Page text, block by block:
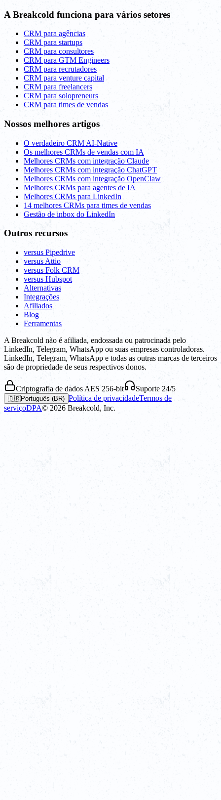
A Breakcold funciona para vários setores
CRM para agências
CRM para startups
CRM para consultores
CRM para GTM Engineers
CRM para recrutadores
CRM para venture capital
CRM para freelancers
CRM para solopreneurs
CRM para times de vendas
Nossos melhores artigos
O verdadeiro CRM AI-Native
Os melhores CRMs de vendas com IA
Melhores CRMs com integração Claude
Melhores CRMs com integração ChatGPT
Melhores CRMs com integração OpenClaw
Melhores CRMs para agentes de IA
Melhores CRMs para LinkedIn
14 melhores CRMs para times de vendas
Gestão de inbox do LinkedIn
Outros recursos
versus Pipedrive
versus Attio
versus Folk CRM
versus Hubspot
Alternativas
Integrações
Afiliados
Blog
Ferramentas
A Breakcold não é afiliada, endossada ou patrocinada pelo
LinkedIn, Telegram, WhatsApp ou suas empresas controladoras.
LinkedIn, Telegram, WhatsApp e todas as outras marcas de terceiros
são de propriedade de seus respectivos donos.
Criptografia de dados AES 256-bit Suporte 24/5
🇧🇷Português (BR) Política de privacidadeTermos de
serviçoDPA© 2026 Breakcold, Inc.